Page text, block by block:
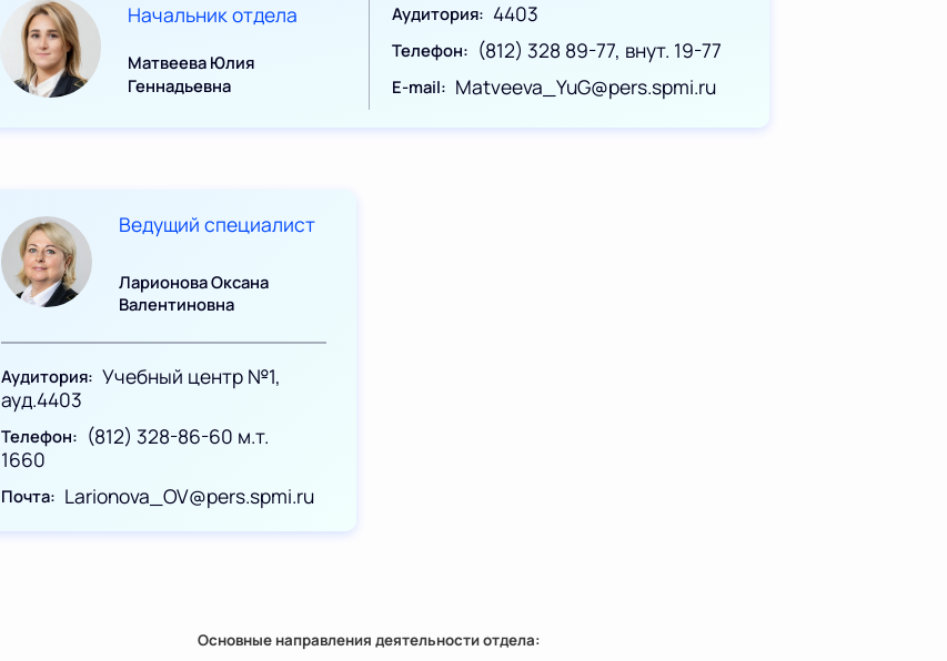
Начальник отдела
Матвеева Юлия
Геннадьевна
Аудитория 4403
Телефон (812) 328 89-77, внут. 19-77
E-mail Matveeva_YuG@pers.spmi.ru
Ведущий специалист
Ларионова Оксана
Валентиновна
Аудитория
Учебный центр №1,
ауд.4403
Телефон
(812) 328-86-60 м.т.
1660
Почта Larionova_OV@pers.spmi.ru
Основные направления деятельности отдела: